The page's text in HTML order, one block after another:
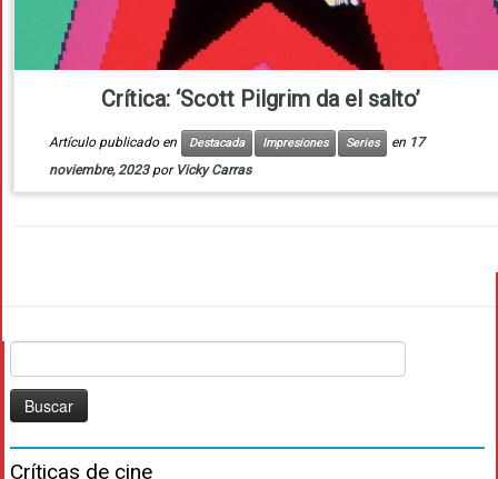
Crítica: ‘Scott Pilgrim da el salto’
Artículo publicado en Destacada Impresiones Series en 17
noviembre, 2023 por Vicky Carras
Críticas de cine